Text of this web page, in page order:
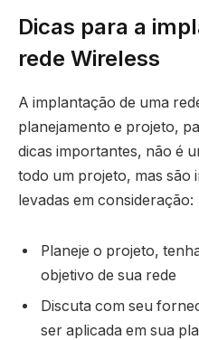
Dicas para a
rede Wireless
A implantação de uma
planejamento e projeto,
dicas importantes, não é
todo um projeto, mas são
levadas em consideração:
Planeje o projeto,
objetivo de sua rede
Discuta com seu
ser aplicada em sua